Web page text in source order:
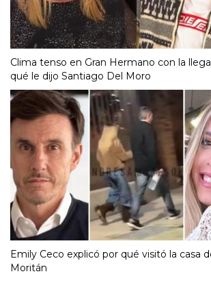
Clima tenso en Gran Hermano con la
qué le dijo Santiago Del Moro
Emily Ceco explicó por qué visitó la casa
Moritán